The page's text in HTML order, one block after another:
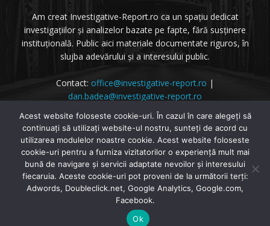
Am creat Investigative-Report.ro ca un spațiu dedicat
investigațiilor și analizelor bazate pe fapte, fără susținere
instituțională. Public aici materiale documentate riguros, în
slujba adevărului și a interesului public.
Contact: office@investigative-report.ro |
dan.badea@investigative-report.ro
© 2025 Investigative-Report.ro. Toate drepturile rezervate.
© Investigative-Report.ro
Dezvăluiri
Dezinformarea Zilei
Acest website foloseste cookie-uri. În cazul în care alegeți să
continuați să utilizați website-ul nostru, sunteți de acord cu
utilizarea modulelor noastre cookie. Acest website foloseste
cookie-uri pentru a furniza vizitatorilor o experiență mult mai
bună de navigare și servicii adaptate nevoilor și interesului
fiecaruia. Aceste cookie-uri pot proveni de la următorii terți:
Adwords, Doubleclick.net, Google Analytics, Google.com,
Facebook.
Ok